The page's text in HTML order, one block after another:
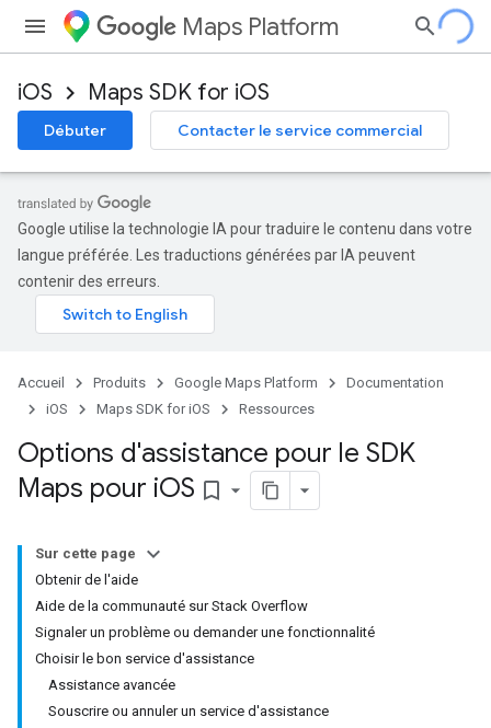
Maps Platform
iOS Maps SDK for iOS
Débuter Contacter le service commercial
Google utilise la technologie IA pour traduire le contenu dans votre
langue préférée. Les traductions générées par IA peuvent
contenir des erreurs.
Accueil Produits Google Maps Platform
Documentation
iOS
Maps SDK for iOS Ressources
Options d'assistance pour le SDK
Maps pour iOS bookmark_border
Sur cette page
Obtenir de l'aide
Aide de la communauté sur Stack Overflow
Signaler un problème ou demander une fonctionnalité
Choisir le bon service d'assistance
Assistance avancée
Souscrire ou annuler un service d'assistance